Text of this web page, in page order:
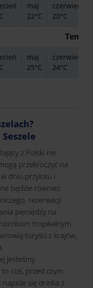
maj
22°C
czerwiec
20°C
maj
25°C
czerwiec
24°C
z Polski nie
przekroczyć na
dniu przylotu i
będzie również
rezerwacji
pieniędzy na
tropikalnym
turyści z krajów,
jesteśmy
coś, przed czym
się drinka z